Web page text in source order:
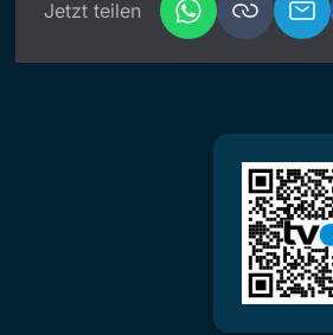
Jetzt teilen